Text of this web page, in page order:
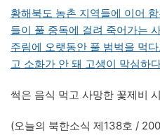
황해북도 농촌 지역들에 이어
들이 풀 중독에 걸려 죽어가는
주림에 오랫동안 풀 범벅을 먹
고 소화가 안 돼 고생이 막심하
썩은 음식 먹고 사망한 꽃제비
(오늘의 북한소식 제138호 /